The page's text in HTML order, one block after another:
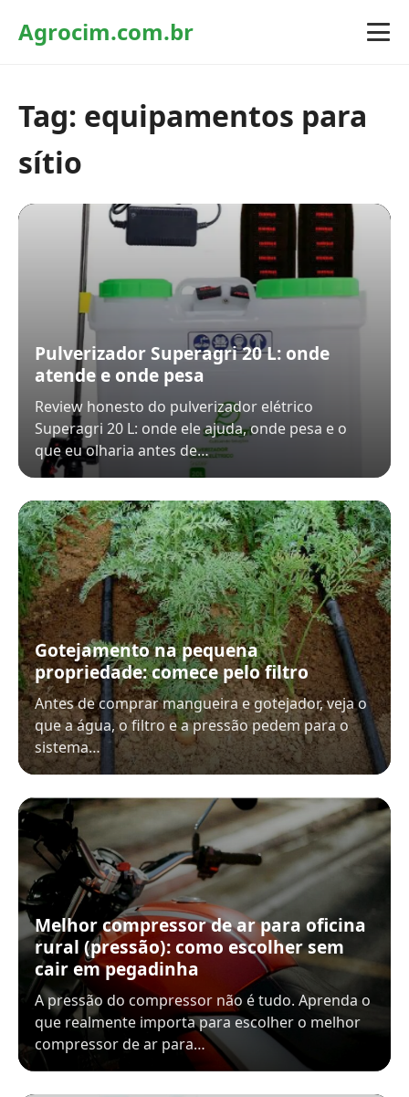
Agrocim.com.br
Tag: equipamentos para
sítio
Pulverizador Superagri 20 L: onde
atende e onde pesa
Review honesto do pulverizador elétrico
Superagri 20 L: onde ele ajuda, onde pesa e o
que eu olharia antes de…
Gotejamento na pequena
propriedade: comece pelo filtro
Antes de comprar mangueira e gotejador, veja o
que a água, o filtro e a pressão pedem para o
sistema…
Melhor compressor de ar para oficina
rural (pressão): como escolher sem
cair em pegadinha
A pressão do compressor não é tudo. Aprenda o
que realmente importa para escolher o melhor
compressor de ar para…